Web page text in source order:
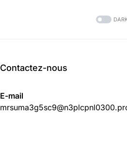
Contactez-nous
E-mail